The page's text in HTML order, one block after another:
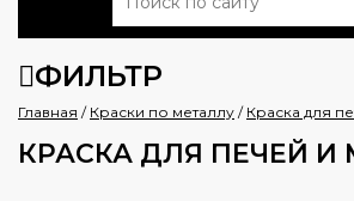
ФИЛЬТР
Главная / Краски по металлу / Краска для
КРАСКА ДЛЯ ПЕЧЕЙ И